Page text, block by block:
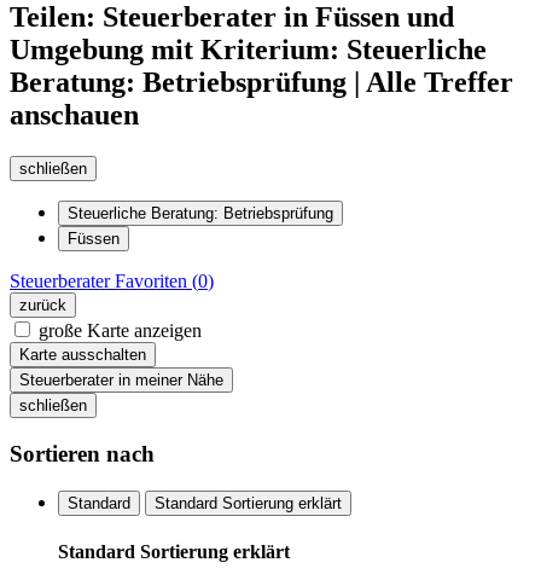
Teilen: Steuerberater in Füssen und
Umgebung mit Kriterium: Steuerliche
Beratung: Betriebsprüfung | Alle Treffer
anschauen
schließen
Steuerliche Beratung: Betriebsprüfung
Füssen
SteuerberaterFavoriten (0)
zurück
große Karte anzeigen
Karte ausschalten
Steuerberater in meiner Nähe
schließen
Sortieren nach
Standard Standard Sortierung erklärt
Standard Sortierung erklärt